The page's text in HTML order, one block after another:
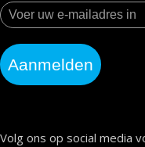
Aanmelden
Volg ons op social media